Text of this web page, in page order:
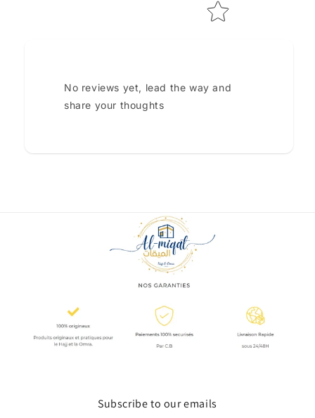
No reviews yet, lead the way and
share your thoughts
Subscribe to our emails